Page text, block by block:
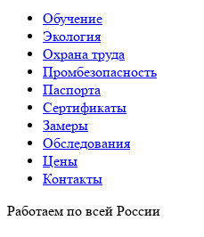
Обучение
Экология
Охрана труда
Промбезопасность
Паспорта
Сертификаты
Замеры
Обследования
Цены
Контакты
Работаем по всей России